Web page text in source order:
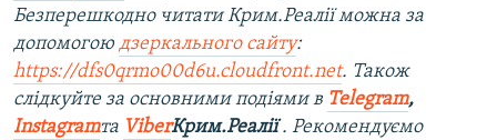
Безперешкодно читати Крим.Реалії можна за
допомогою дзеркального сайту:
https://dfs0qrmo00d6u.cloudfront.net. Також
слідкуйте за основними подіями в Telegram,
Instagramта ViberКрим.Реалії. Рекомендуємо